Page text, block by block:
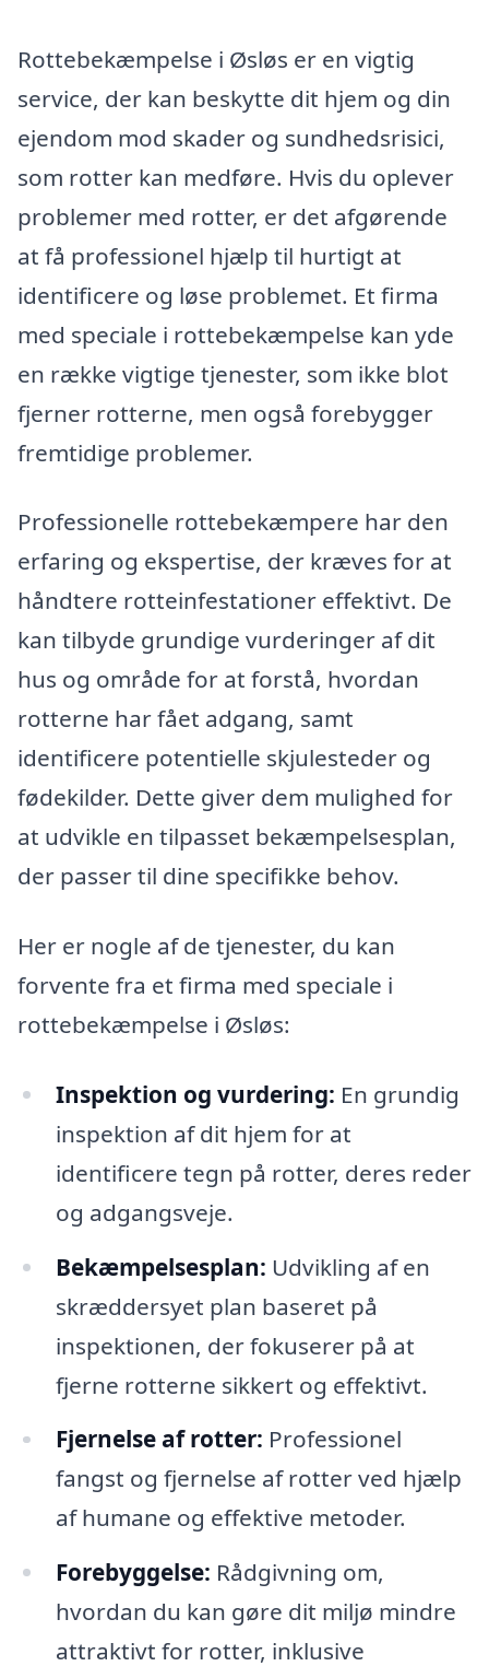
Rottebekæmpelse i Øsløs er en vigtig
service, der kan beskytte dit hjem og din
ejendom mod skader og sundhedsrisici,
som rotter kan medføre. Hvis du oplever
problemer med rotter, er det afgørende
at få professionel hjælp til hurtigt at
identificere og løse problemet. Et firma
med speciale i rottebekæmpelse kan yde
en række vigtige tjenester, som ikke blot
fjerner rotterne, men også forebygger
fremtidige problemer.
Professionelle rottebekæmpere har den
erfaring og ekspertise, der kræves for at
håndtere rotteinfestationer effektivt. De
kan tilbyde grundige vurderinger af dit
hus og område for at forstå, hvordan
rotterne har fået adgang, samt
identificere potentielle skjulesteder og
fødekilder. Dette giver dem mulighed for
at udvikle en tilpasset bekæmpelsesplan,
der passer til dine specifikke behov.
Her er nogle af de tjenester, du kan
forvente fra et firma med speciale i
rottebekæmpelse i Øsløs:
Inspektion og vurdering: En grundig
inspektion af dit hjem for at
identificere tegn på rotter, deres reder
og adgangsveje.
Bekæmpelsesplan: Udvikling af en
skræddersyet plan baseret på
inspektionen, der fokuserer på at
fjerne rotterne sikkert og effektivt.
Fjernelse af rotter: Professionel
fangst og fjernelse af rotter ved hjælp
af humane og effektive metoder.
Forebyggelse: Rådgivning om,
hvordan du kan gøre dit miljø mindre
attraktivt for rotter, inklusive